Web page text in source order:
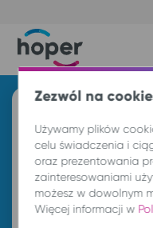
DO
Zezwól na
Używamy plików
celu świadczenia i
oraz prezentowania
zainteresowaniami
możesz w dowolnym
Więcej informacji w